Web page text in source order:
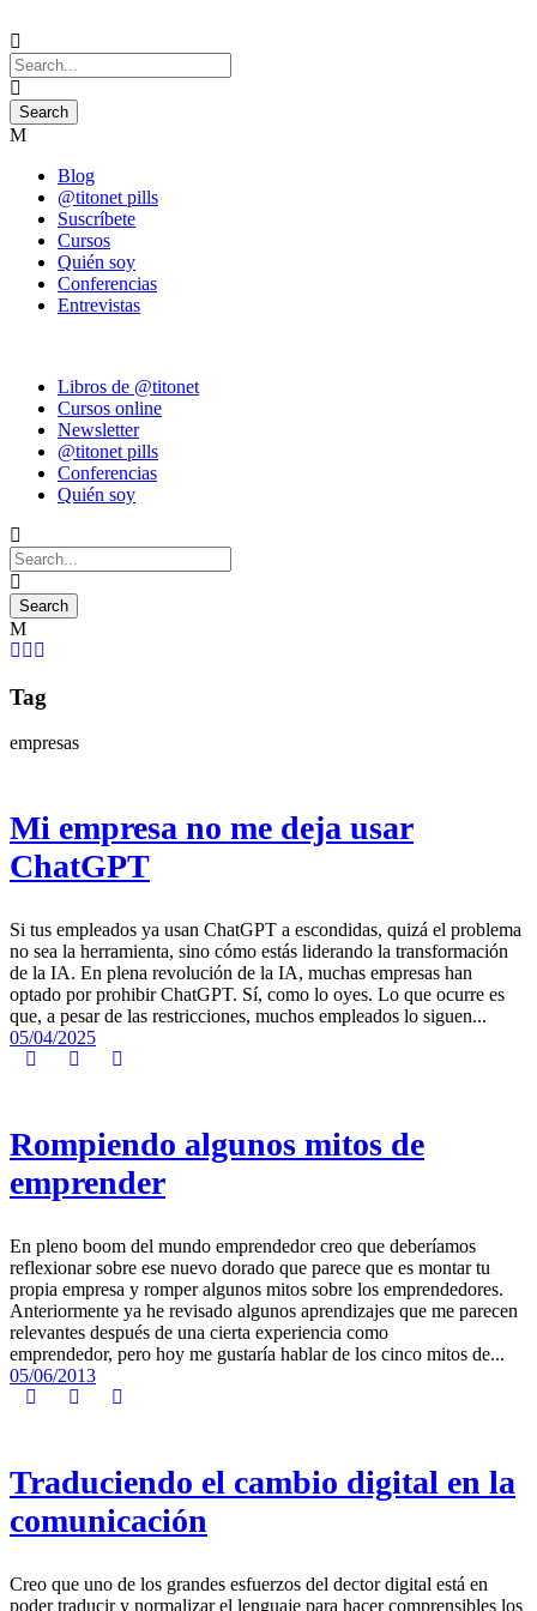
Blog
@titonet pills
Suscríbete
Cursos
Quién soy
Conferencias
Entrevistas
Libros de @titonet
Cursos online
Newsletter
@titonet pills
Conferencias
Quién soy
Tag
empresas
Mi empresa no me deja usar
ChatGPT
Si tus empleados ya usan ChatGPT a escondidas, quizá el problema
no sea la herramienta, sino cómo estás liderando la transformación
de la IA. En plena revolución de la IA, muchas empresas han
optado por prohibir ChatGPT. Sí, como lo oyes. Lo que ocurre es
que, a pesar de las restricciones, muchos empleados lo siguen...
05/04/2025
Rompiendo algunos mitos de
emprender
En pleno boom del mundo emprendedor creo que deberíamos
reflexionar sobre ese nuevo dorado que parece que es montar tu
propia empresa y romper algunos mitos sobre los emprendedores.
Anteriormente ya he revisado algunos aprendizajes que me parecen
relevantes después de una cierta experiencia como
emprendedor, pero hoy me gustaría hablar de los cinco mitos de...
05/06/2013
Traduciendo el cambio digital en la
comunicación
Creo que uno de los grandes esfuerzos del dector digital está en
poder traducir y normalizar el lenguaje para hacer comprensibles los